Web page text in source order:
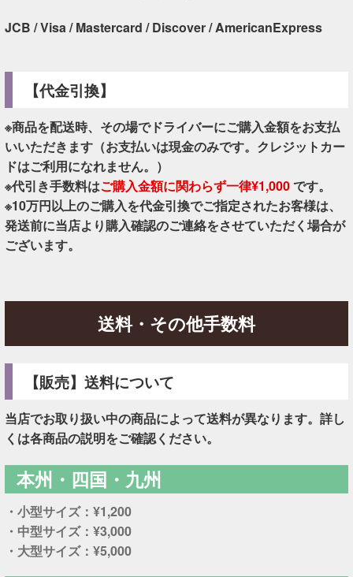
JCB / Visa / Mastercard / Discover / AmericanExpress
【代金引換】
※商品を配送時、その場でドライバーにご購入金額をお支払
いいただきます（お支払いは現金のみです。クレジットカー
ドはご利用になれません。）
※代引き手数料はご購入金額に関わらず一律¥1,000です。
※10万円以上のご購入を代金引換でご指定されたお客様は、
発送前に当店より購入確認のご連絡をさせていただく場合が
ございます。
送料・その他手数料
【販売】送料について
当店でお取り扱い中の商品によって送料が異なります。詳し
くは各商品の説明をご確認ください。
本州・四国・九州
・小型サイズ：¥1,200
・中型サイズ：¥3,000
・大型サイズ：¥5,000